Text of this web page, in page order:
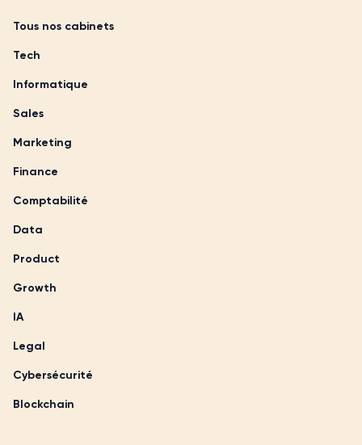
Tous nos cabinets
Tech
Informatique
Sales
Marketing
Finance
Comptabilité
Data
Product
Growth
IA
Legal
Cybersécurité
Blockchain